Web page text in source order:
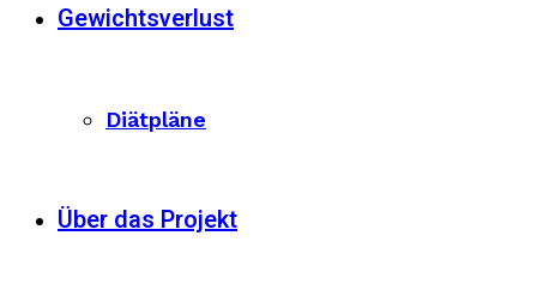
Gewichtsverlust
Diätpläne
Über das Projekt